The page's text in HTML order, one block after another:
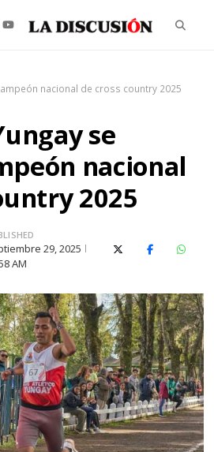
nacional de cross country 2025
se
nacional
2025
29, 2025
AM
X (Twitter)Facebook